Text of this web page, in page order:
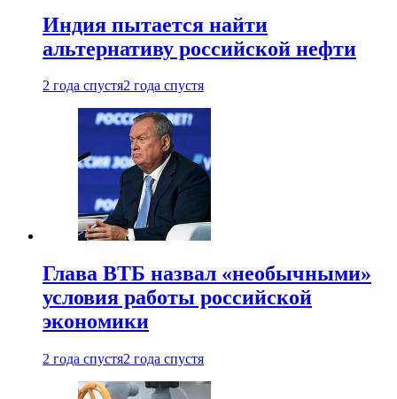
Индия пытается найти
альтернативу российской нефти
2 года спустя2 года спустя
Глава ВТБ назвал «необычными»
условия работы российской
экономики
2 года спустя2 года спустя